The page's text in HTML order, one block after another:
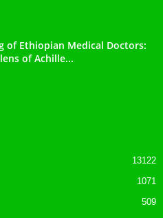
of Ethiopian Medical Doctors:
of Achille...
13122
1071
509